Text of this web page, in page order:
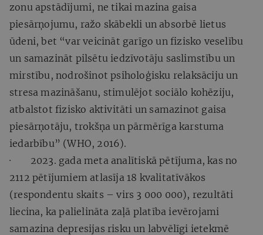
zonu apstādījumi, ne tikai mazina gaisa
piesārņojumu, ražo skābekli un absorbē lietus
ūdeni, bet “var veicināt garīgo un fizisko veselību
un samazināt pilsētu iedzīvotāju saslimstību un
mirstību, nodrošinot psiholoģisku relaksāciju un
stresa mazināšanu, stimulējot sociālo kohēziju,
atbalstot fizisko aktivitāti un samazinot gaisa
piesārņotāju, trokšņa un pārmērīga karstuma
iedarbību” (WHO, 2016).
· 2023. gada meta analītiskā pētījuma, kas no
2112 pētījumiem atlasīja 18 kvalitatīvākos
(respondentu skaits – virs 3 000 000), rezultāti
liecina, ka palielināta zaļā platība ievērojami
samazina depresijas risku un labvēlīgi ietekmē